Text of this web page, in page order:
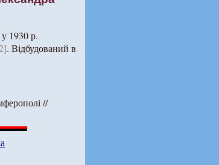
1930 р.
. Відбудований в
//